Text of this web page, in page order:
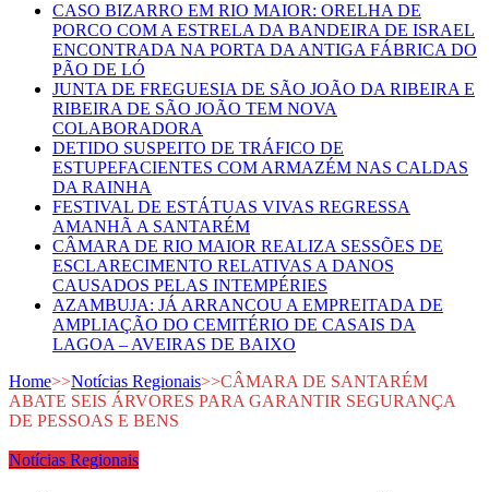
CASO BIZARRO EM RIO MAIOR: ORELHA DE
PORCO COM A ESTRELA DA BANDEIRA DE ISRAEL
ENCONTRADA NA PORTA DA ANTIGA FÁBRICA DO
PÃO DE LÓ
JUNTA DE FREGUESIA DE SÃO JOÃO DA RIBEIRA E
RIBEIRA DE SÃO JOÃO TEM NOVA
COLABORADORA
DETIDO SUSPEITO DE TRÁFICO DE
ESTUPEFACIENTES COM ARMAZÉM NAS CALDAS
DA RAINHA
FESTIVAL DE ESTÁTUAS VIVAS REGRESSA
AMANHÃ A SANTARÉM
CÂMARA DE RIO MAIOR REALIZA SESSÕES DE
ESCLARECIMENTO RELATIVAS A DANOS
CAUSADOS PELAS INTEMPÉRIES
AZAMBUJA: JÁ ARRANCOU A EMPREITADA DE
AMPLIAÇÃO DO CEMITÉRIO DE CASAIS DA
LAGOA – AVEIRAS DE BAIXO
Home>>Notícias Regionais>>CÂMARA DE SANTARÉM
ABATE SEIS ÁRVORES PARA GARANTIR SEGURANÇA
DE PESSOAS E BENS
Notícias Regionais